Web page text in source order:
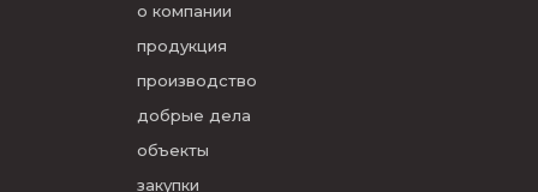
о компании
продукция
производство
добрые дела
объекты
закупки